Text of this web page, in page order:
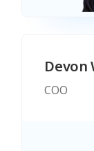
Devon
COO